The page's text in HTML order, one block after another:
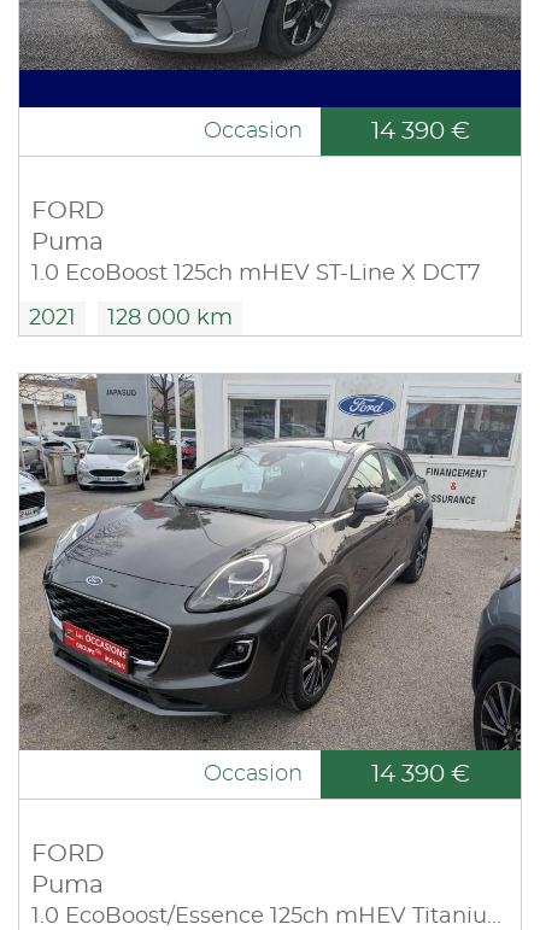
Occasion 14 390 €
FORD
Puma
1.0 EcoBoost 125ch mHEV ST-Line X DCT7
2021 128 000 km
Occasion 14 390 €
FORD
Puma
1.0 EcoBoost/Essence 125ch mHEV Titanium 6cv